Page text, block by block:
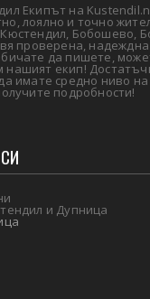
Екипът на
лоялно и точно
Бобошево,
проверена,
да пишете,
екип!
имате средно ниво на
подробности!
и Дупница